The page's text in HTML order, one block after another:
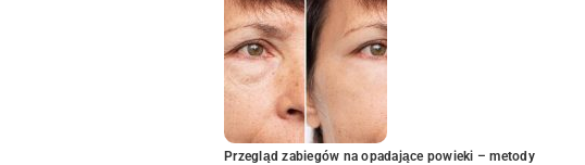
Przegląd zabiegów na opadające powieki – metody